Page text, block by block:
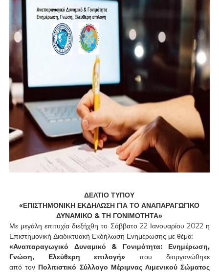
ΔΕΛΤΙΟ ΤΥΠΟΥ
«ΕΠΙΣΤΗΜΟΝΙΚΗ ΕΚΔΗΛΩΣΗ ΓΙΑ ΤΟ ΑΝΑΠΑΡΑΓΩΓΙΚΟ
ΔΥΝΑΜΙΚΟ & ΤΗ ΓΟΝΙΜΟΤΗΤΑ»
Με μεγάλη επιτυχία διεξήχθη το Σάββατο 22 Ιανουαρίου 2022 η
Επιστημονική Διαδικτυακή Εκδήλωση Ενημέρωσης με θέμα:
«Αναπαραγωγικό Δυναμικό & Γονιμότητα: Ενημέρωση,
Γνώση, Ελεύθερη επιλογή»που διοργανώθηκε
απότον Πολιτιστικό Σύλλογο Μέριμνας Λιμενικού Σώματος